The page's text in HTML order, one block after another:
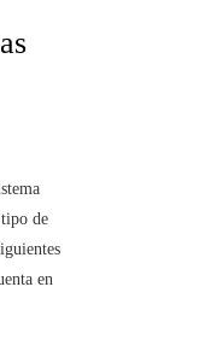
de
en